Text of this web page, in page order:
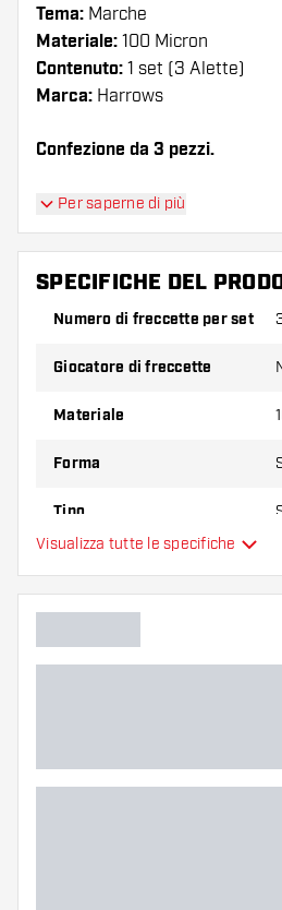
Tema: Marche
Materiale: 100 Micron
Contenuto: 1 set (3 Alette)
Marca: Harrows
Confezione da 3 pezzi.
Suggerimento di Dartshopper!
Assicuratevi di avere a
numero di alette e di astine.
Provate una forma, un
variante vi si addice di più!
Per saperne di più
SPECIFICHE DEL
Numero di freccette per set
Giocatore di freccette
Materiale
Forma
Tipo
Colore principale
Visualizza tutte le specifiche